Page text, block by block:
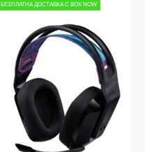
БЕЗПЛАТНА ДОСТАВКА С BOX NOW